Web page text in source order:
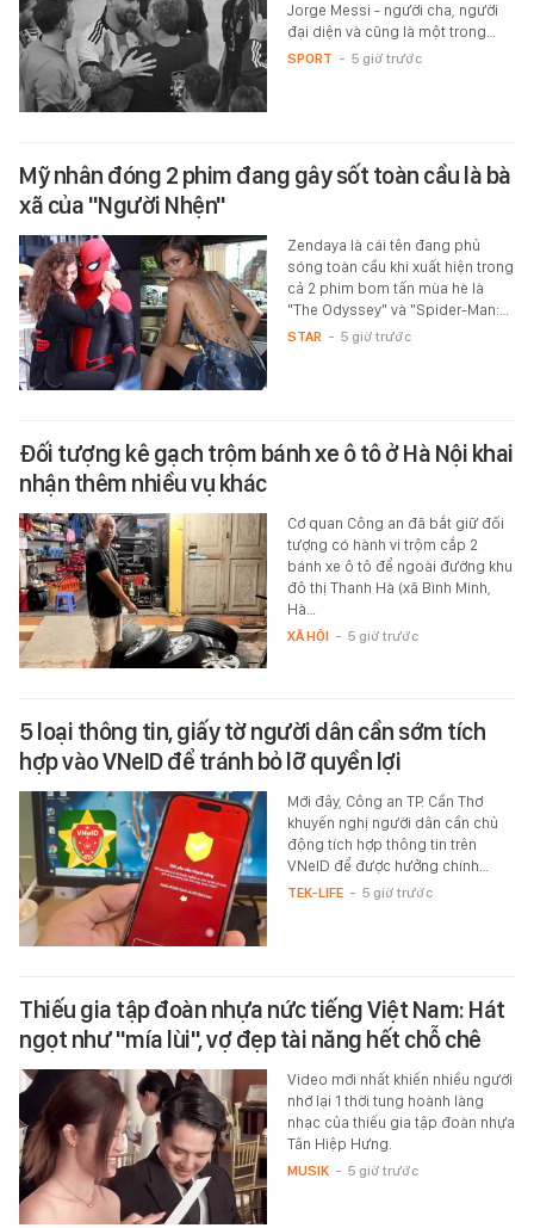
Jorge Messi - người cha, người
đại diện và cũng là một trong…
SPORT - 5 giờ trước
Mỹ nhân đóng 2 phim đang gây sốt toàn cầu là bà
xã của "Người Nhện"
Zendaya là cái tên đang phủ
sóng toàn cầu khi xuất hiện trong
cả 2 phim bom tấn mùa hè là
"The Odyssey" và "Spider-Man:…
STAR - 5 giờ trước
Đối tượng kê gạch trộm bánh xe ô tô ở Hà Nội khai
nhận thêm nhiều vụ khác
Cơ quan Công an đã bắt giữ đối
tượng có hành vi trộm cắp 2
bánh xe ô tô để ngoài đường khu
đô thị Thanh Hà (xã Bình Minh,
Hà…
XÃ HỘI - 5 giờ trước
5 loại thông tin, giấy tờ người dân cần sớm tích
hợp vào VNeID để tránh bỏ lỡ quyền lợi
Mới đây, Công an TP. Cần Thơ
khuyến nghị người dân cần chủ
động tích hợp thông tin trên
VNeID để được hưởng chính…
TEK-LIFE - 5 giờ trước
Thiếu gia tập đoàn nhựa nức tiếng Việt Nam: Hát
ngọt như "mía lùi", vợ đẹp tài năng hết chỗ chê
Video mới nhất khiến nhiều người
nhớ lại 1 thời tung hoành làng
nhạc của thiếu gia tập đoàn nhựa
Tân Hiệp Hưng.
MUSIK - 5 giờ trước